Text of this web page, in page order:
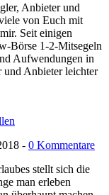
Anbieter und
von Euch mit
Seit einigen
Börse 1-2-Mitsegeln
Aufwendungen in
und Anbieter leichter
- 0 Kommentare
stellt sich die
man erleben